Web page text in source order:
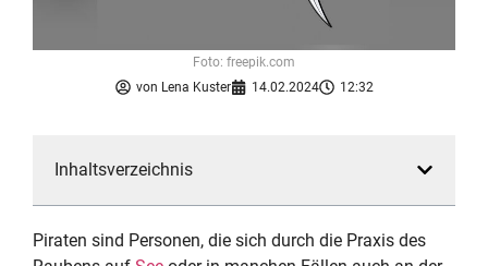
von Lena Kuster 14.02.2024 12:32
Foto: freepik.com
Inhaltsverzeichnis
Piraten sind Personen, die sich durch die Praxis des